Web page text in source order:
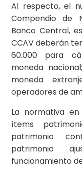
Al respecto, el
Compendio de
Banco Central,
CCAV deberán
60.000 para
moneda
moneda
operadores de
La normativa
ítems
patrimonio
patrimonio
funcionamiento